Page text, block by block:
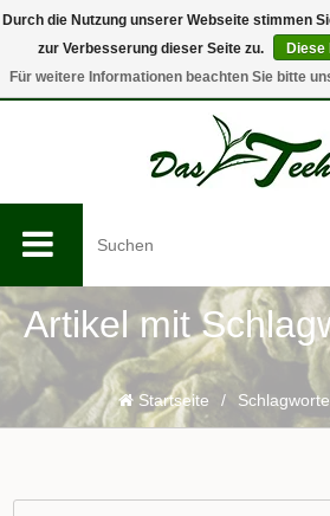
0
Artikel mit
Startseite / Schlagworte
Durch die Nutzung unserer Webseite stimmen
zur Verbesserung dieser Seite zu.
Für weitere Informationen beachten Sie bitte